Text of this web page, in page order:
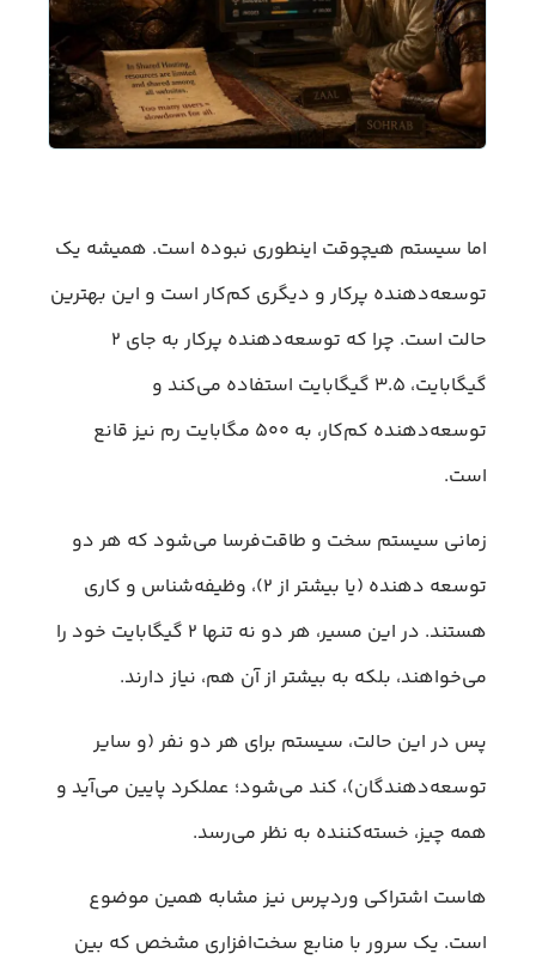
اما سیستم هیچوقت اینطوری نبوده است. همیشه یک
توسعه‌دهنده پرکار و دیگری کم‌کار است و این بهترین
حالت است. چرا که توسعه‌دهنده پرکار به جای ۲
گیگابایت، ۳.۵ گیگابایت استفاده می‌کند و
توسعه‌دهنده کم‌کار، به ۵۰۰ مگابایت رم نیز قانع
است.
زمانی سیستم سخت و طاقت‌فرسا می‌شود که هر دو
توسعه دهنده (یا بیشتر از ۲)، وظیفه‌شناس و کاری
هستند. در این مسیر، هر دو نه تنها ۲ گیگابایت خود را
می‌خواهند، بلکه به بیشتر از آن هم، نیاز دارند.
پس در این حالت، سیستم برای هر دو نفر (و سایر
توسعه‌دهندگان)، کند می‌شود؛ عملکرد پایین می‌آید و
همه چیز، خسته‌کننده به نظر می‌رسد.
هاست اشتراکی وردپرس نیز مشابه همین موضوع
است. یک سرور با منابع سخت‌افزاری مشخص که بین